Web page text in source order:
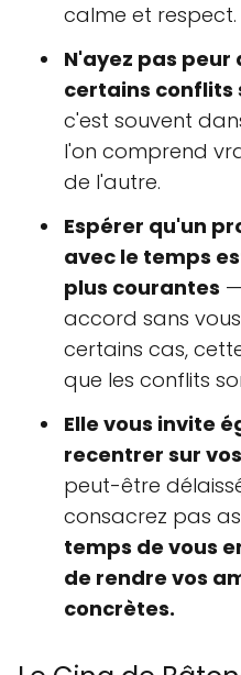
calme et respect.
N'ayez pas
certains conflits
c'est souvent
l'on comprend
de l'autre.
Espérer qu'un
avec le temps
plus courantes
accord sans
certains cas,
que les conflits
Elle vous invite
recentrer sur
peut-être
consacrez pas
temps de vous
de rendre vos
concrètes.